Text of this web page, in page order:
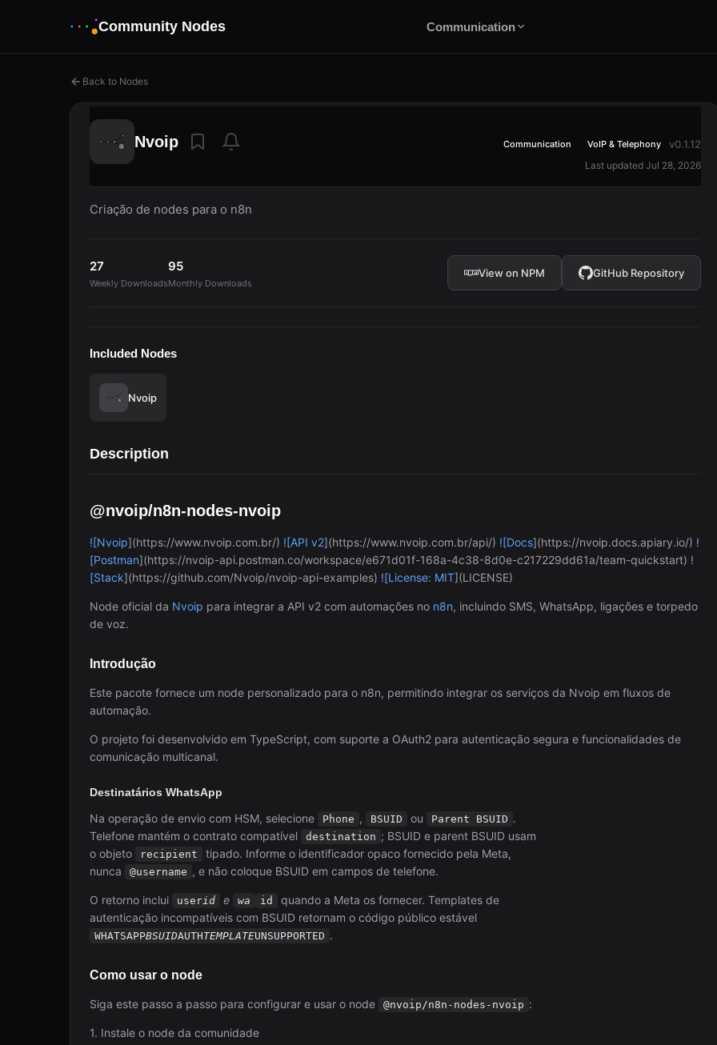
Community Nodes Communication
Back to Nodes
Nvoip Communication VoIP & Telephony v0.1.12
Last updated Jul 28, 2026
Criação de nodes para o n8n
27
Weekly Downloads
95
Monthly Downloads
View on NPM GitHub Repository
Included Nodes
Nvoip
Description
@nvoip/n8n-nodes-nvoip
![Nvoip](https://www.nvoip.com.br/) ![API v2](https://www.nvoip.com.br/api/) ![Docs](https://nvoip.docs.apiary.io/) !
[Postman](https://nvoip-api.postman.co/workspace/e671d01f-168a-4c38-8d0e-c217229dd61a/team-quickstart) !
[Stack](https://github.com/Nvoip/nvoip-api-examples) ![License: MIT](LICENSE)
Node oficial da Nvoip para integrar a API v2 com automações no n8n, incluindo SMS, WhatsApp, ligações e torpedo
de voz.
Introdução
Este pacote fornece um node personalizado para o n8n, permitindo integrar os serviços da Nvoip em fluxos de
automação.
O projeto foi desenvolvido em TypeScript, com suporte a OAuth2 para autenticação segura e funcionalidades de
comunicação multicanal.
Destinatários WhatsApp
Na operação de envio com HSM, selecione Phone , BSUID ou Parent BSUID .
Telefone mantém o contrato compatível
destination ; BSUID e parent BSUID usam
o objeto
recipient
tipado. Informe o identificador opaco fornecido pela Meta,
nunca
@username , e não coloque BSUID em campos de telefone.
O retorno inclui userid e wa id
quando a Meta os fornecer. Templates de
autenticação incompatíveis com BSUID retornam o código público estável
WHATSAPPBSUIDAUTHTEMPLATEUNSUPPORTED .
Como usar o node
Siga este passo a passo para configurar e usar o node @nvoip/n8n-nodes-nvoip :
1. Instale o node da comunidade